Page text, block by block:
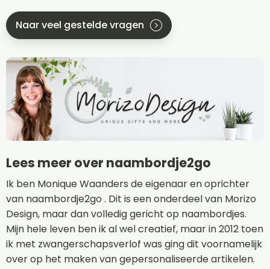
Naar veel gestelde vragen
Lees meer over naambordje2go
Ik ben Monique Waanders de eigenaar en oprichter
van naambordje2go . Dit is een onderdeel van Morizo
Design, maar dan volledig gericht op naambordjes.
Mijn hele leven ben ik al wel creatief, maar in 2012 toen
ik met zwangerschapsverlof was ging dit voornamelijk
over op het maken van gepersonaliseerde artikelen.